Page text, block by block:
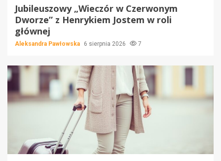
Jubileuszowy „Wieczór w Czerwonym
Dworze” z Henrykiem Jostem w roli
głównej
Aleksandra Pawłowska 6 sierpnia 2026 7